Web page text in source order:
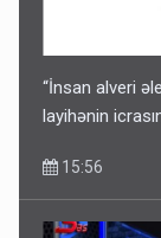
“İnsan alveri
layihənin
15:56